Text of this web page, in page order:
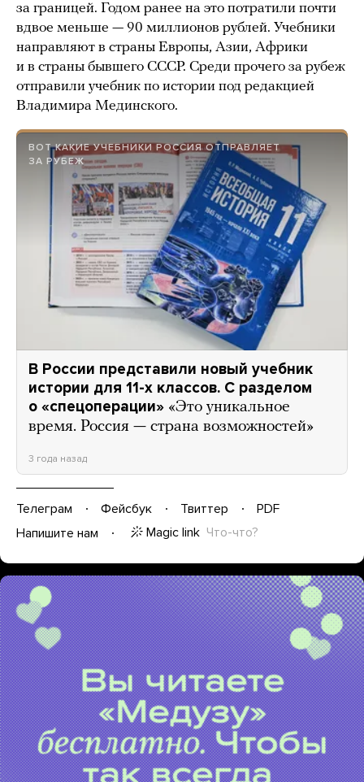
за границей. Годом ранее на это потратили почти
вдвое меньше — 90 миллионов рублей. Учебники
направляют в страны Европы, Азии, Африки
и в страны бывшего СССР. Среди прочего за рубеж
отправили учебник по истории под редакцией
Владимира Мединского.
ВОТ КАКИЕ УЧЕБНИКИ РОССИЯ ОТПРАВЛЯЕТ
ЗА РУБЕЖ
В России представили новый учебник
истории для 11-х классов. С разделом
о «спецоперации» «Это уникальное
время. Россия — страна возможностей»
3 года назад
Телеграм Фейсбук Твиттер
PDF
Напишите нам
Magic link Что-что?